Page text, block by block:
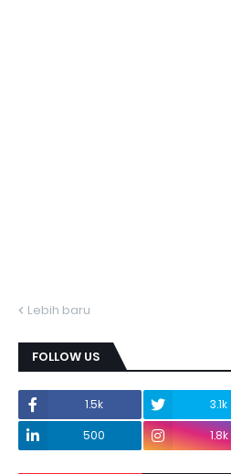
Lebih baru
FOLLOW US
1.5k 3.1k
500
1.8k